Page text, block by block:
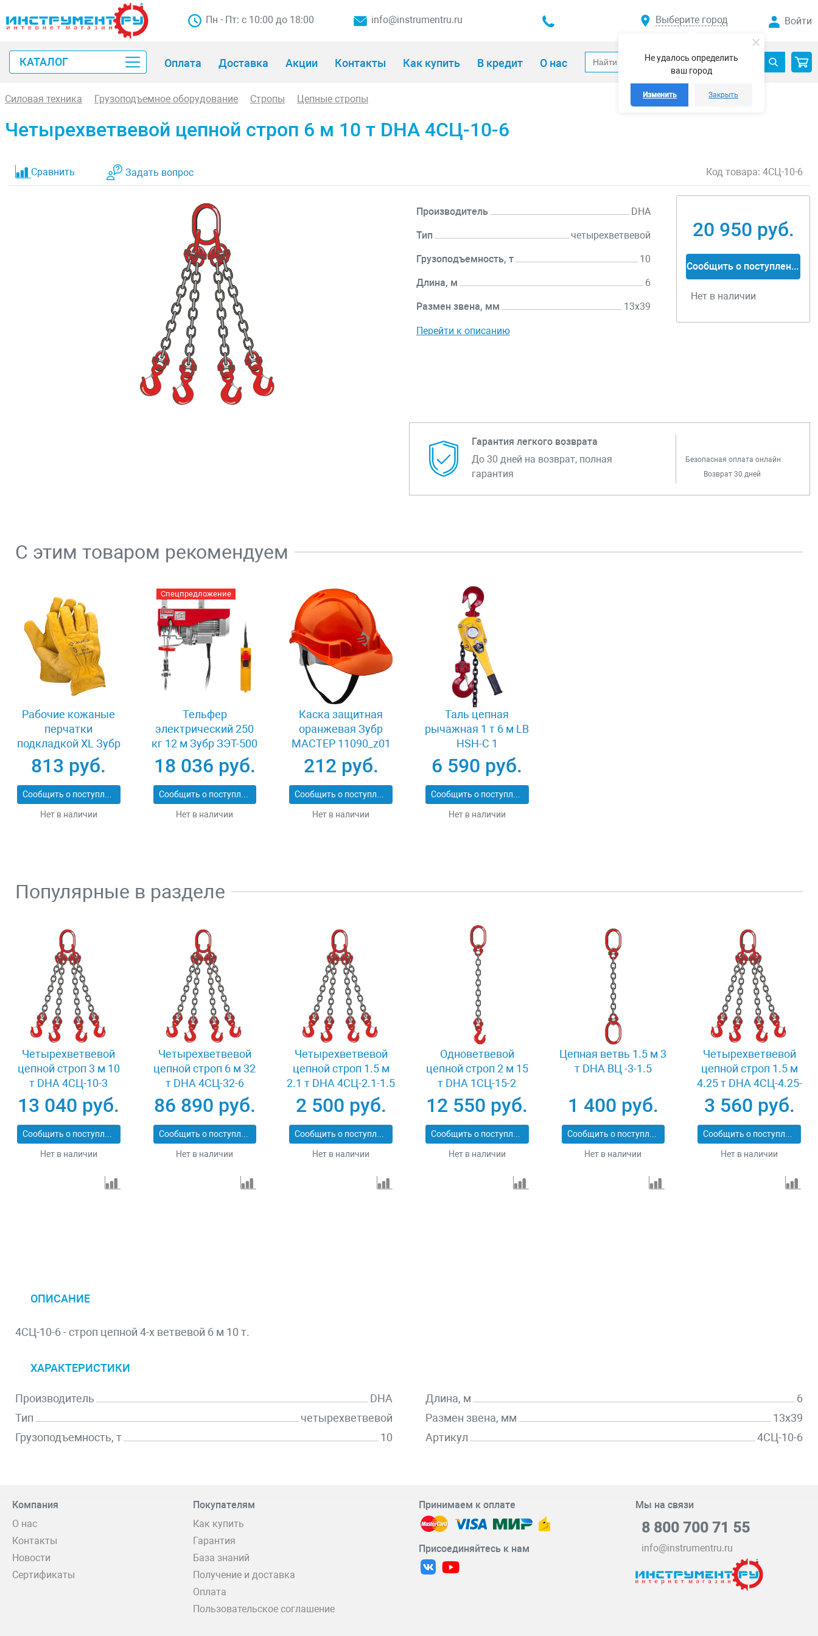
Не удалось определить
ваш город
Изменить Закрыть
Пн - Пт: с 10:00 до 18:00 info@instrumentru.ru Выберите город Войти
КАТАЛОГ Оплата Доставка Акции Контакты Как купить В кредит О нас
Силовая техника Грузоподъемное оборудование Стропы Цепные стропы
Четырехветвевой цепной строп 6 м 10 т DHA 4СЦ-10-6
Сравнить Задать вопрос Код товара: 4СЦ-10-6
Производитель DHA
Тип четырехветвевой
Грузоподъемность, т 10
Длина, м 6
Размен звена, мм 13х39
Перейти к описанию
20 950 руб.
Сообщить о поступлении
Нет в наличии
Гарантия легкого возврата
До 30 дней на возврат, полная
гарантия
Безопасная оплата онлайн
Возврат 30 дней
С этим товаром рекомендуем
Рабочие кожаные
перчатки
подкладкой XL Зубр
МАСТЕР 1135-XL
813 руб.
Сообщить о поступлении
Нет в наличии
Спецпредложение
Тельфер
электрический 250
кг 12 м Зубр ЗЭТ-500
18 036 руб.
Сообщить о поступлении
Нет в наличии
Каска защитная
оранжевая Зубр
МАСТЕР 11090_z01
212 руб.
Сообщить о поступлении
Нет в наличии
Таль цепная
рычажная 1 т 6 м LB
HSH-C 1
6 590 руб.
Сообщить о поступлении
Нет в наличии
Популярные в разделе
Четырехветвевой
цепной строп 3 м 10
т DHA 4СЦ-10-3
13 040 руб.
Сообщить о поступлении
Нет в наличии
Четырехветвевой
цепной строп 6 м 32
т DHA 4СЦ-32-6
86 890 руб.
Сообщить о поступлении
Нет в наличии
Четырехветвевой
цепной строп 1.5 м
2.1 т DHA 4СЦ-2.1-1.5
2 500 руб.
Сообщить о поступлении
Нет в наличии
Одноветвевой
цепной строп 2 м 15
т DHA 1СЦ-15-2
12 550 руб.
Сообщить о поступлении
Нет в наличии
Цепная ветвь 1.5 м 3
т DHA ВЦ -3-1.5
1 400 руб.
Сообщить о поступлении
Нет в наличии
Четырехветвевой
цепной строп 1.5 м
4.25 т DHA 4СЦ-4.25-
1.5
3 560 руб.
Сообщить о поступлении
Нет в наличии
ОПИСАНИЕ
4СЦ-10-6 - строп цепной 4-х ветвевой 6 м 10 т.
ХАРАКТЕРИСТИКИ
Производитель
DHA
Тип
четырехветвевой
Грузоподъемность, т
10
Длина, м
6
Размен звена, мм
13х39
Артикул
4СЦ-10-6
Компания
О нас
Контакты
Новости
Сертификаты
Покупателям
Как купить
Гарантия
База знаний
Получение и доставка
Оплата
Пользовательское соглашение
Принимаем к оплате
Присоединяйтесь к нам
Мы на связи
8 800 700 71 55
info@instrumentru.ru